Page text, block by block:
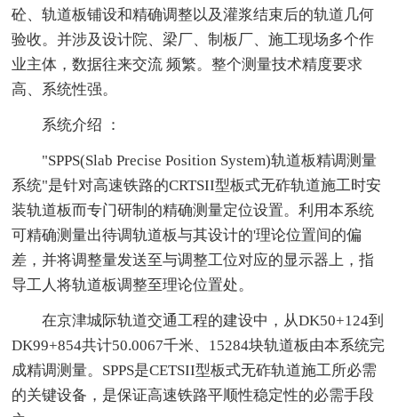
砼、轨道板铺设和精确调整以及灌浆结束后的轨道几何
验收。并涉及设计院、梁厂、制板厂、施工现场多个作
业主体，数据往来交流 频繁。整个测量技术精度要求
高、系统性强。
系统介绍 ：
"SPPS(Slab Precise Position System)轨道板精调测量
系统"是针对高速铁路的CRTSII型板式无砟轨道施工时安
装轨道板而专门研制的精确测量定位设置。利用本系统
可精确测量出待调轨道板与其设计的'理论位置间的偏
差，并将调整量发送至与调整工位对应的显示器上，指
导工人将轨道板调整至理论位置处。
在京津城际轨道交通工程的建设中，从DK50+124到
DK99+854共计50.0067千米、15284块轨道板由本系统完
成精调测量。SPPS是CETSII型板式无砟轨道施工所必需
的关键设备，是保证高速铁路平顺性稳定性的必需手段